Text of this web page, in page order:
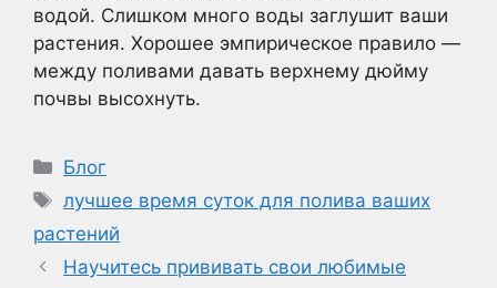
водой. Слишком много воды заглушит ваши
растения. Хорошее эмпирическое правило —
между поливами давать верхнему дюйму
почвы высохнуть.
Рубрики
Блог
Метки
лучшее время суток для полива ваших
растений
Научитесь прививать свои любимые